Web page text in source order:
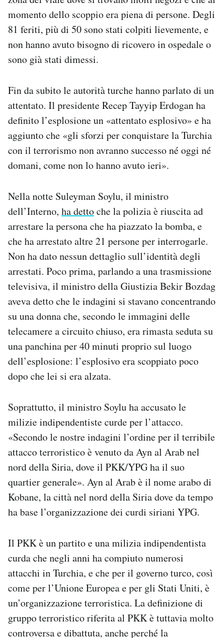
momento dello scoppio era piena di persone. Degli
81 feriti, più di 50 sono stati colpiti lievemente, e
non hanno avuto bisogno di ricovero in ospedale o
sono già stati dimessi.
Fin da subito le autorità turche hanno parlato di un
attentato. Il presidente Recep Tayyip Erdogan ha
definito l’esplosione un «attentato esplosivo» e ha
aggiunto che «gli sforzi per conquistare la Turchia
con il terrorismo non avranno successo né oggi né
domani, come non lo hanno avuto ieri».
Nella notte Suleyman Soylu, il ministro
dell’Interno, ha dettoche la polizia è riuscita ad
arrestare la persona che ha piazzato la bomba, e
che ha arrestato altre 21 persone per interrogarle.
Non ha dato nessun dettaglio sull’identità degli
arrestati. Poco prima, parlando a una trasmissione
televisiva, il ministro della Giustizia Bekir Bozdag
aveva detto che le indagini si stavano concentrando
su una donna che, secondo le immagini delle
telecamere a circuito chiuso, era rimasta seduta su
una panchina per 40 minuti proprio sul luogo
dell’esplosione: l’esplosivo era scoppiato poco
dopo che lei si era alzata.
Soprattutto, il ministro Soylu ha accusato le
milizie indipendentiste curde per l’attacco.
«Secondo le nostre indagini l’ordine per il terribile
attacco terroristico è venuto da Ayn al Arab nel
nord della Siria, dove il PKK/YPG ha il suo
quartier generale». Ayn al Arab è il nome arabo di
Kobane, la città nel nord della Siria dove da tempo
ha base l’organizzazione dei curdi siriani YPG.
Il PKK è un partito e una milizia indipendentista
curda che negli anni ha compiuto numerosi
attacchi in Turchia, e che per il governo turco, così
come per l’Unione Europea e per gli Stati Uniti, è
un’organizzazione terroristica. La definizione di
gruppo terroristico riferita al PKK è tuttavia molto
controversa e dibattuta, anche perché la